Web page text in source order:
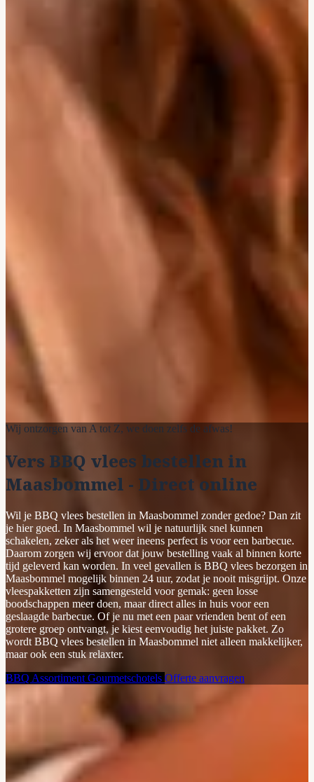
Wij ontzorgen van A tot Z, we doen zelfs de afwas!
Vers BBQ vlees bestellen in
Maasbommel - Direct online
Wil je BBQ vlees bestellen in Maasbommel zonder gedoe? Dan zit
je hier goed. In Maasbommel wil je natuurlijk snel kunnen
schakelen, zeker als het weer ineens perfect is voor een barbecue.
Daarom zorgen wij ervoor dat jouw bestelling vaak al binnen korte
tijd geleverd kan worden. In veel gevallen is BBQ vlees bezorgen in
Maasbommel mogelijk binnen 24 uur, zodat je nooit misgrijpt. Onze
vleespakketten zijn samengesteld voor gemak: geen losse
boodschappen meer doen, maar direct alles in huis voor een
geslaagde barbecue. Of je nu met een paar vrienden bent of een
grotere groep ontvangt, je kiest eenvoudig het juiste pakket. Zo
wordt BBQ vlees bestellen in Maasbommel niet alleen makkelijker,
maar ook een stuk relaxter.
BBQ Assortiment Gourmetschotels Offerte aanvragen